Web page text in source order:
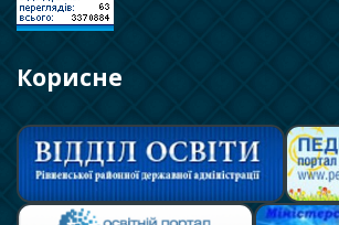
Корисне